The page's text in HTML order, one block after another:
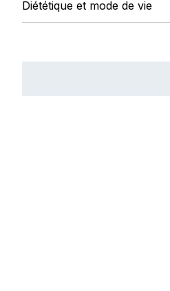
Diététique et mode de vie